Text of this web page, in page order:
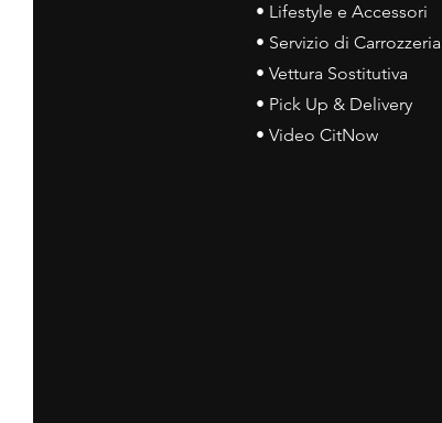
• Lifestyle e Accessori
• Servizio di Carrozzeria
• Vettura Sostitutiva
• Pick Up & Delivery
• Video CitNow